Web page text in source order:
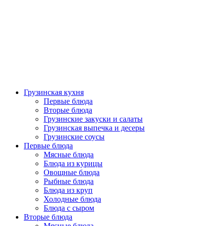
Грузинская кухня
Первые блюда
Вторые блюда
Грузинские закуски и салаты
Грузинская выпечка и десеры
Грузинские соусы
Первые блюда
Мясные блюда
Блюда из курицы
Овощные блюда
Рыбные блюда
Блюда из круп
Холодные блюда
Блюда с сыром
Вторые блюда